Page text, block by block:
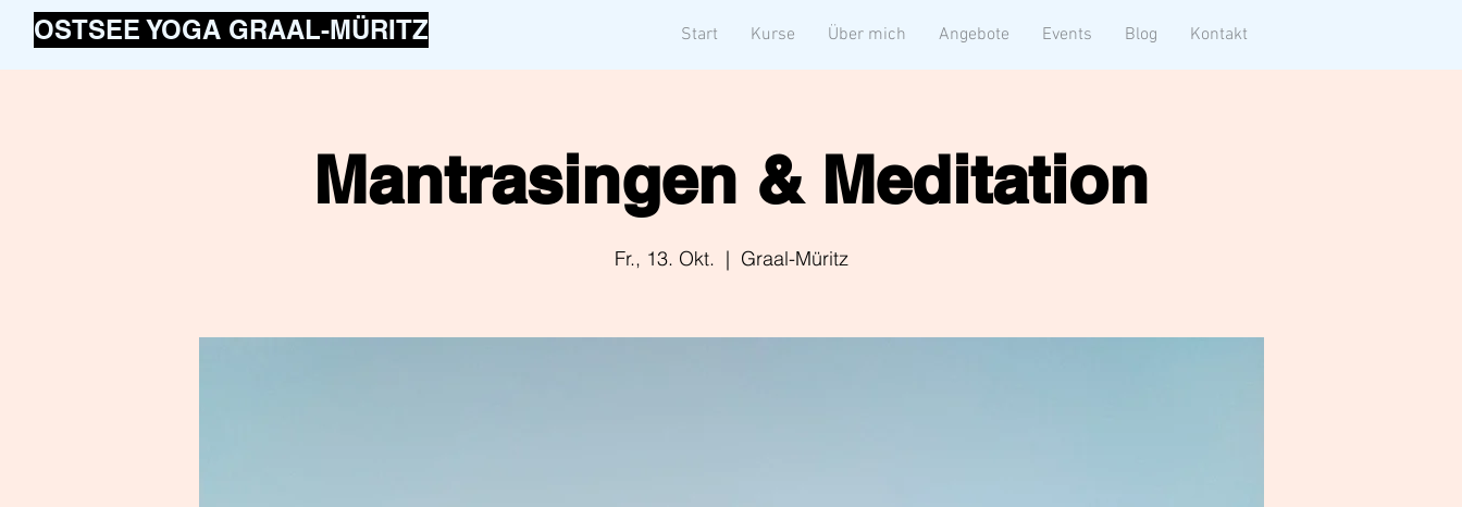
OSTSEE YOGA GRAAL-MÜRITZ Start Kurse Über mich Angebote Events Blog Kontakt
Mantrasingen & Meditation
Fr., 13. Okt.
  |
Graal-Müritz